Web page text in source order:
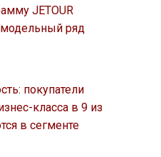
JETOUR
модельный ряд
покупатели
класса в 9 из
в сегменте